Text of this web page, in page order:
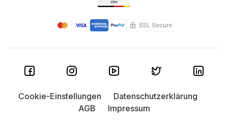
Cookie-Einstellungen
Datenschutzerklärung
AGB
Impressum